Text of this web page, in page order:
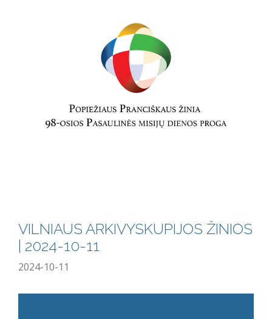
VILNIAUS ARKIVYSKUPIJOS ŽINIOS
| 2024-10-11
2024-10-11